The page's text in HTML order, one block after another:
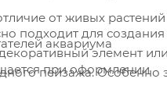
от живых растений
аквариума
при оформлении
подходит для
элемент
пейзажа. Особенно